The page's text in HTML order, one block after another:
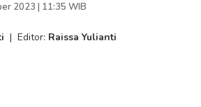
2023 | 11:35 WIB
| Editor: Raissa Yulianti